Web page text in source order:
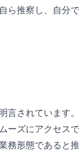
ら推察し、自分
言されています
ーズにアクセス
形態であると推